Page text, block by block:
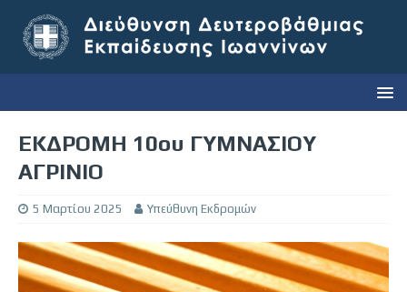
ΕΚΔΡΟΜΗ 10ου ΓΥΜΝΑΣΙΟΥ
ΑΓΡΙΝΙΟ
5 Μαρτίου 2025 Υπεύθυνη Εκδρομών